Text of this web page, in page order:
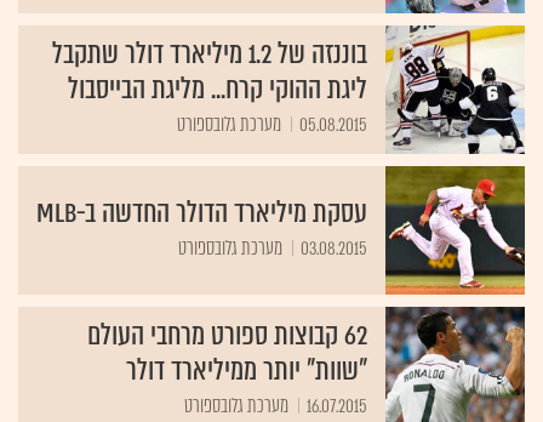
בוננזה של 1.2 מיליארד דולר שתקבל
ליגת ההוקי קרח... מליגת הבייסבול
05.08.2015 מערכת גלובספורט
עסקת מיליארד הדולר החדשה ב-MLB
03.08.2015 מערכת גלובספורט
62 קבוצות ספורט מרחבי העולם
"שוות" יותר ממיליארד דולר
16.07.2015 מערכת גלובספורט